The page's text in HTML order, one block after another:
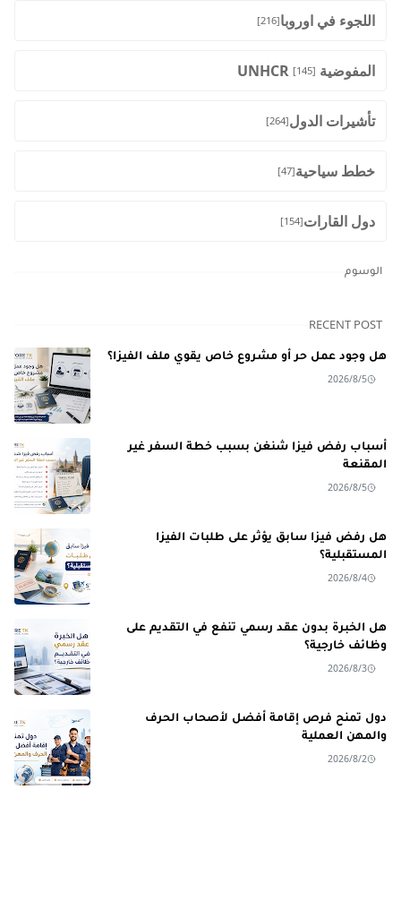
اللجوء في اوروبا[216]
المفوضية UNHCR [145]
تأشيرات الدول[264]
خطط سياحية[47]
دول القارات[154]
الوسوم
RECENT POST
هل وجود عمل حر أو مشروع خاص يقوي ملف الفيزا؟
2026/8/5
أسباب رفض فيزا شنغن بسبب خطة السفر غير
المقنعة
2026/8/5
هل رفض فيزا سابق يؤثر على طلبات الفيزا
المستقبلية؟
2026/8/4
هل الخبرة بدون عقد رسمي تنفع في التقديم على
وظائف خارجية؟
2026/8/3
دول تمنح فرص إقامة أفضل لأصحاب الحرف
والمهن العملية
2026/8/2